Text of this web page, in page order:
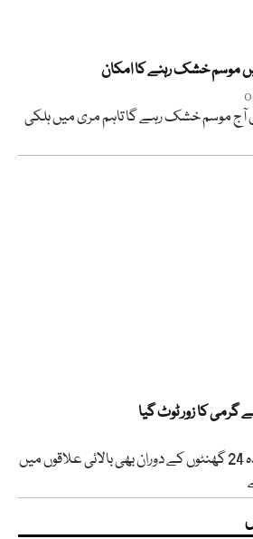
موسم خشک رہنے کا امکان
آج موسم خشک رہے گا تاہم مری میں ہلکی
گرمی کا زور ٹوٹ گیا
محکمہ موسمیات نے آئندہ 24 گھنٹوں کے دوران بھی بالائی علاقوں میں